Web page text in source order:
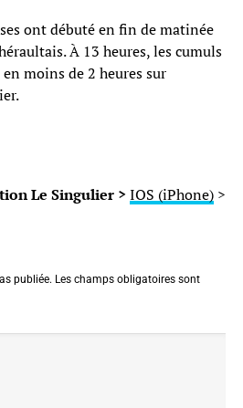
ont débuté en fin de matinée
À 13 heures, les cumuls
moins de 2 heures sur
Le Singulier > IOS (iPhone)>
publiée. Les champs obligatoires sont